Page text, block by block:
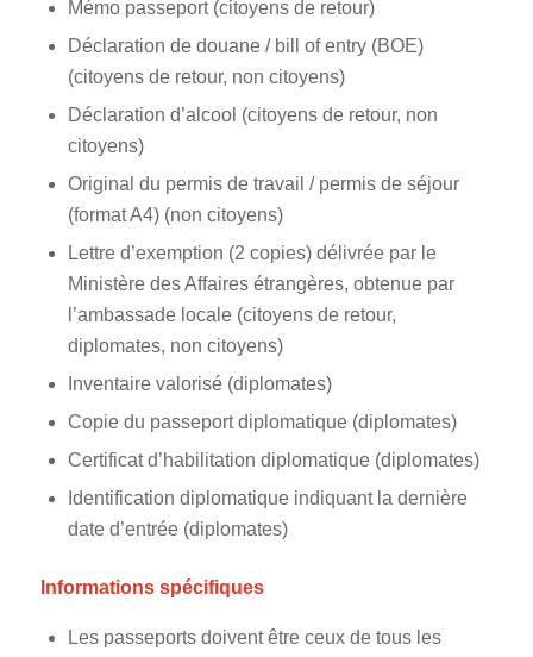
Mémo passeport (citoyens de retour)
Déclaration de douane / bill of entry (BOE)
(citoyens de retour, non citoyens)
Déclaration d’alcool (citoyens de retour, non
citoyens)
Original du permis de travail / permis de séjour
(format A4) (non citoyens)
Lettre d’exemption (2 copies) délivrée par le
Ministère des Affaires étrangères, obtenue par
l’ambassade locale (citoyens de retour,
diplomates, non citoyens)
Inventaire valorisé (diplomates)
Copie du passeport diplomatique (diplomates)
Certificat d’habilitation diplomatique (diplomates)
Identification diplomatique indiquant la dernière
date d’entrée (diplomates)
Informations spécifiques
Les passeports doivent être ceux de tous les